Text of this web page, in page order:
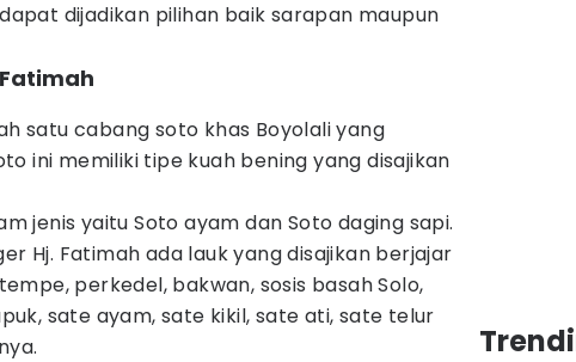
dijadikan pilihan baik sarapan maupun
satu cabang soto khas Boyolali yang
ini memiliki tipe kuah bening yang disajikan
jenis yaitu Soto ayam dan Soto daging sapi.
Hj. Fatimah ada lauk yang disajikan berjajar
perkedel, bakwan, sosis basah Solo,
sate ayam, sate kikil, sate ati, sate telur